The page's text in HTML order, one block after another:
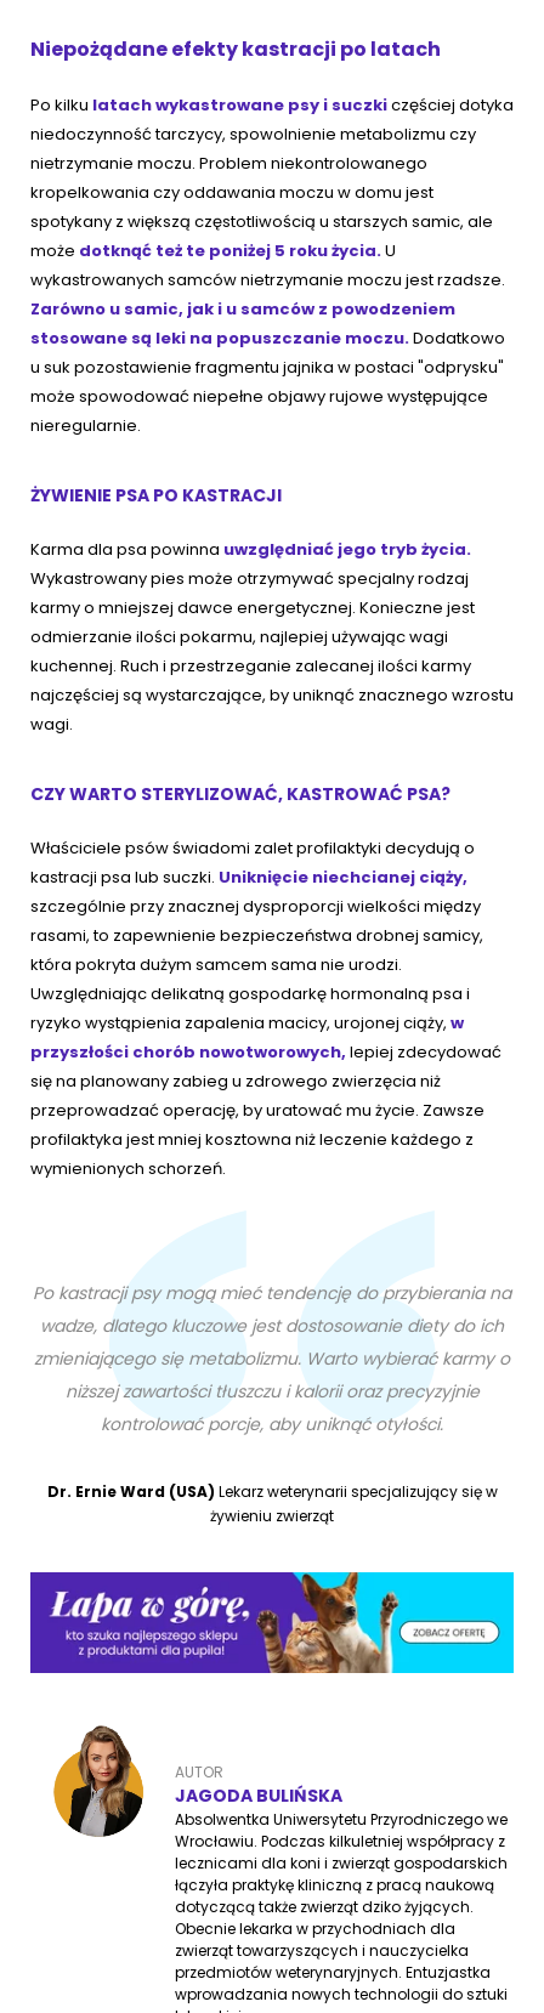
Niepożądane efekty kastracji po latach
Po kilku latach wykastrowane psy i suczkiczęściej dotyka
niedoczynność tarczycy, spowolnienie metabolizmu czy
nietrzymanie moczu. Problem niekontrolowanego
kropelkowania czy oddawania moczu w domu jest
spotykany z większą częstotliwością u starszych samic, ale
może dotknąć też te poniżej 5 roku życia.U
wykastrowanych samców nietrzymanie moczu jest rzadsze.
Zarówno u samic, jak i u samców z powodzeniem
stosowane są leki na popuszczanie moczu.Dodatkowo
u suk pozostawienie fragmentu jajnika w postaci "odprysku"
może spowodować niepełne objawy rujowe występujące
nieregularnie.
ŻYWIENIE PSA PO KASTRACJI
Karma dla psa powinna uwzględniać jego tryb życia.
Wykastrowany pies może otrzymywać specjalny rodzaj
karmy o mniejszej dawce energetycznej. Konieczne jest
odmierzanie ilości pokarmu, najlepiej używając wagi
kuchennej. Ruch i przestrzeganie zalecanej ilości karmy
najczęściej są wystarczające, by uniknąć znacznego wzrostu
wagi.
CZY WARTO STERYLIZOWAĆ, KASTROWAĆ PSA?
Właściciele psów świadomi zalet profilaktyki decydują o
kastracji psa lub suczki. Uniknięcie niechcianej ciąży,
szczególnie przy znacznej dysproporcji wielkości między
rasami, to zapewnienie bezpieczeństwa drobnej samicy,
która pokryta dużym samcem sama nie urodzi.
Uwzględniając delikatną gospodarkę hormonalną psa i
ryzyko wystąpienia zapalenia macicy, urojonej ciąży, w
przyszłości chorób nowotworowych, lepiej zdecydować
się na planowany zabieg u zdrowego zwierzęcia niż
przeprowadzać operację, by uratować mu życie. Zawsze
profilaktyka jest mniej kosztowna niż leczenie każdego z
wymienionych schorzeń.
Po kastracji psy mogą mieć tendencję do przybierania na
wadze, dlatego kluczowe jest dostosowanie diety do ich
zmieniającego się metabolizmu. Warto wybierać karmy o
niższej zawartości tłuszczu i kalorii oraz precyzyjnie
kontrolować porcje, aby uniknąć otyłości.
Dr. Ernie Ward (USA) Lekarz weterynarii specjalizujący się w
żywieniu zwierząt
AUTOR
JAGODA BULIŃSKA
Absolwentka Uniwersytetu Przyrodniczego we
Wrocławiu. Podczas kilkuletniej współpracy z
lecznicami dla koni i zwierząt gospodarskich
łączyła praktykę kliniczną z pracą naukową
dotyczącą także zwierząt dziko żyjących.
Obecnie lekarka w przychodniach dla
zwierząt towarzyszących i nauczycielka
przedmiotów weterynaryjnych. Entuzjastka
wprowadzania nowych technologii do sztuki